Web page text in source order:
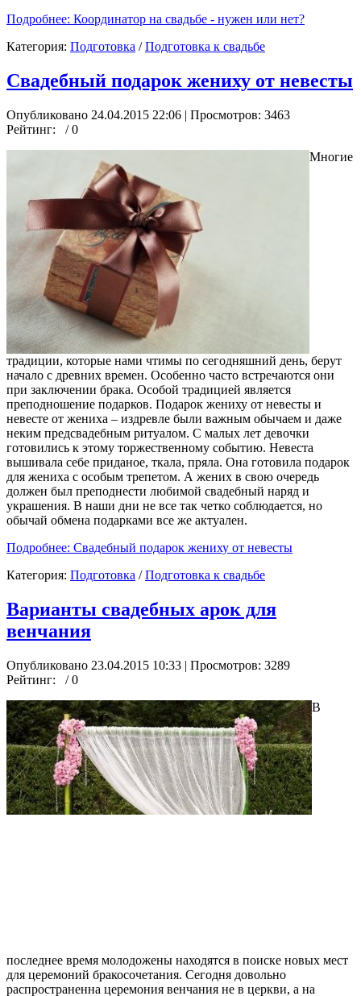
Подробнее: Координатор на свадьбе - нужен или нет?
Категория: Подготовка /Подготовка к свадьбе
Свадебный подарок жениху от невесты
Опубликовано 24.04.2015 22:06 | Просмотров: 3463
Рейтинг:
/ 0
Многие
традиции, которые нами чтимы по сегодняшний день, берут
начало с древних времен. Особенно часто встречаются они
при заключении брака. Особой традицией является
преподношение подарков. Подарок жениху от невесты и
невесте от жениха – издревле были важным обычаем и даже
неким предсвадебным ритуалом. С малых лет девочки
готовились к этому торжественному событию. Невеста
вышивала себе приданое, ткала, пряла. Она готовила подарок
для жениха с особым трепетом. А жених в свою очередь
должен был преподнести любимой свадебный наряд и
украшения. В наши дни не все так четко соблюдается, но
обычай обмена подарками все же актуален.
Подробнее: Свадебный подарок жениху от невесты
Категория: Подготовка /Подготовка к свадьбе
Варианты свадебных арок для
венчания
Опубликовано 23.04.2015 10:33 | Просмотров: 3289
Рейтинг:
/ 0
В
последнее время молодожены находятся в поиске новых мест
для церемоний бракосочетания. Сегодня довольно
распространенна церемония венчания не в церкви, а на